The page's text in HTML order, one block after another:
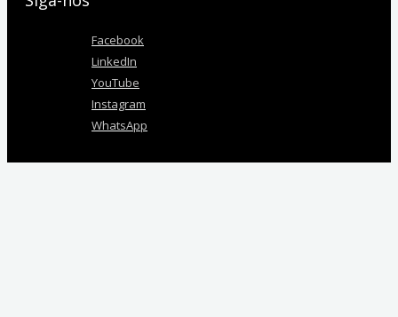
Facebook
LinkedIn
YouTube
Instagram
WhatsApp